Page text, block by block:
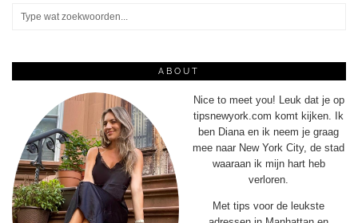
ABOUT
Nice to meet you! Leuk dat je op
tipsnewyork.com komt kijken. Ik
ben Diana en ik neem je graag
mee naar New York City, de stad
waaraan ik mijn hart heb
verloren.
Met tips voor de leukste